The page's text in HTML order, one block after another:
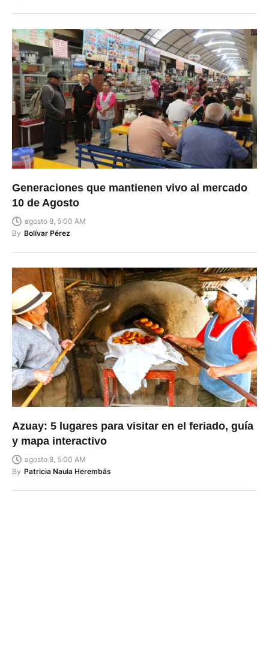
Generaciones que mantienen vivo al mercado
10 de Agosto
agosto 8, 5:00 AM
By Bolívar Pérez
Azuay: 5 lugares para visitar en el feriado, guía
y mapa interactivo
agosto 8, 5:00 AM
By Patricia Naula Herembás